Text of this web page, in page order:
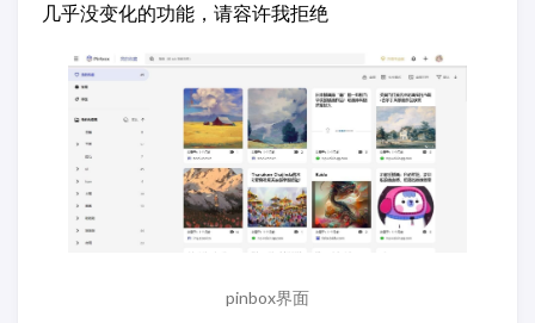
几乎没变化的功能，请容许我拒绝
pinbox界面